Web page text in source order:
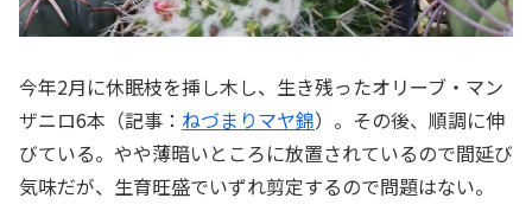
今年2月に休眠枝を挿し木し、生き残ったオリーブ・マン
ザニロ6本（記事： ねづまりマヤ錦）。その後、順調に伸
びている。やや薄暗いところに放置されているので間延び
気味だが、生育旺盛でいずれ剪定するので問題はない。